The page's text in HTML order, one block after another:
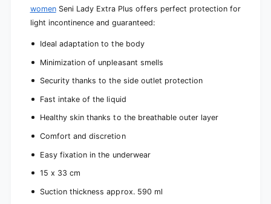
womenSeni Lady Extra Plus offers perfect protection for
light incontinence and guaranteed:
Ideal adaptation to the body
Minimization of unpleasant smells
Security thanks to the side outlet protection
Fast intake of the liquid
Healthy skin thanks to the breathable outer layer
Comfort and discretion
Easy fixation in the underwear
15 x 33 cm
Suction thickness approx. 590 ml